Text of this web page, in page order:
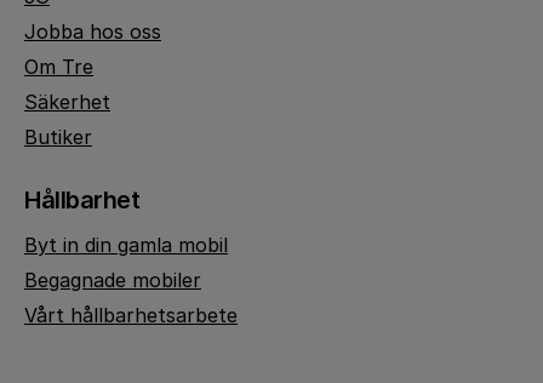
Jobba hos oss
Om Tre
Säkerhet
Butiker
Hållbarhet
Byt in din gamla mobil
Begagnade mobiler
Vårt hållbarhetsarbete